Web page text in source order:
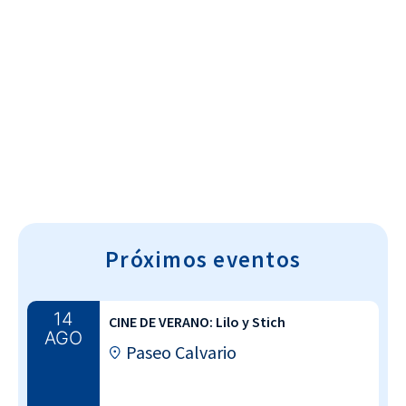
Próximos eventos
14
AGO
CINE DE VERANO: Lilo y Stich
Paseo Calvario